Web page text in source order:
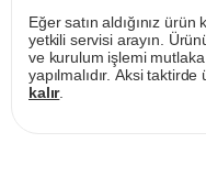
Eğer satın aldığınız
yetkili servisi arayın.
ve kurulum işlemi
yapılmalıdır. Aksi
kalır.